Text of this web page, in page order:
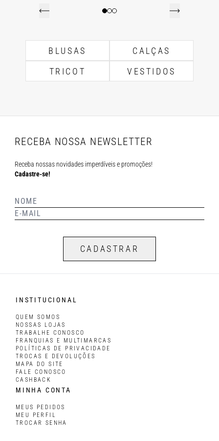
BLUSAS
CALÇAS
TRICOT
VESTIDOS
RECEBA NOSSA NEWSLETTER
Receba nossas novidades imperdíveis e promoções!
Cadastre-se!
CADASTRAR
INSTITUCIONAL
QUEM SOMOS
NOSSAS LOJAS
TRABALHE CONOSCO
FRANQUIAS E MULTIMARCAS
POLÍTICAS DE PRIVACIDADE
TROCAS E DEVOLUÇÕES
MAPA DO SITE
FALE CONOSCO
CASHBACK
MINHA CONTA
MEUS PEDIDOS
MEU PERFIL
TROCAR SENHA